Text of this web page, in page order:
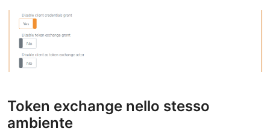
Token exchange nello stesso
ambiente